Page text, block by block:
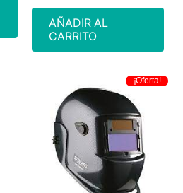
AÑADIR AL
CARRITO
¡Oferta!